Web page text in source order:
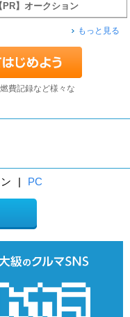
PR】オークション
もっと見る
費記録など様々な
| PC